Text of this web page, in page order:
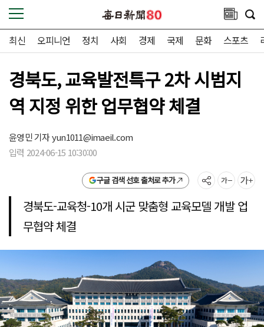
최신 오피니언 정치 사회 경제 국제 문화 스포츠
경북도, 교육발전특구 2차 시범지
역 지정 위한 업무협약 체결
윤영민 기자yun1011@imaeil.com
입력 2024-06-15 10:30:00
구글 검색 선호 출처로 추가
경북도-교육청-10개 시군 맞춤형 교육모델 개발 업
무협약 체결